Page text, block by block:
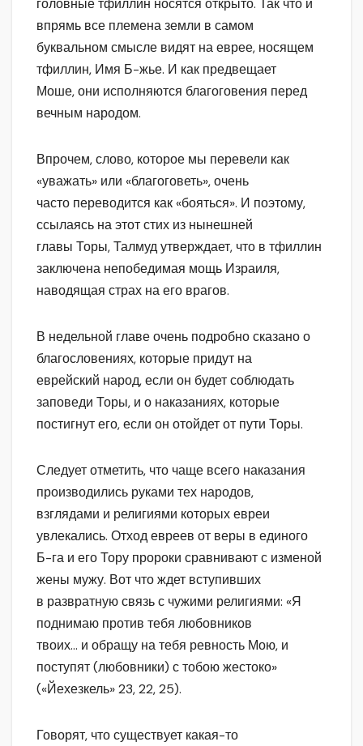
головные тфиллин носятся открыто. Так что и
впрямь все племена земли в самом
буквальном смысле видят на еврее, носящем
тфиллин, Имя Б-жье. И как предвещает
Моше, они исполняются благоговения перед
вечным народом.
Впрочем, слово, которое мы перевели как
«уважать» или «благоговеть», очень
часто переводится как «бояться». И поэтому,
ссылаясь на этот стих из нынешней
главы Торы, Талмуд утверждает, что в тфиллин
заключена непобедимая мощь Израиля,
наводящая страх на его врагов.
В недельной главе очень подробно сказано о
благословениях, которые придут на
еврейский народ, если он будет соблюдать
заповеди Торы, и о наказаниях, которые
постигнут его, если он отойдет от пути Торы.
Следует отметить, что чаще всего наказания
производились руками тех народов,
взглядами и религиями которых евреи
увлекались. Отход евреев от веры в единого
Б-га и его Тору пророки сравнивают с изменой
жены мужу. Вот что ждет вступивших
в развратную связь с чужими религиями: «Я
поднимаю против тебя любовников
твоих… и обращу на тебя ревность Мою, и
поступят (любовники) с тобою жестоко»
(«Йехезкель» 23, 22, 25).
Говорят, что существует какая-то